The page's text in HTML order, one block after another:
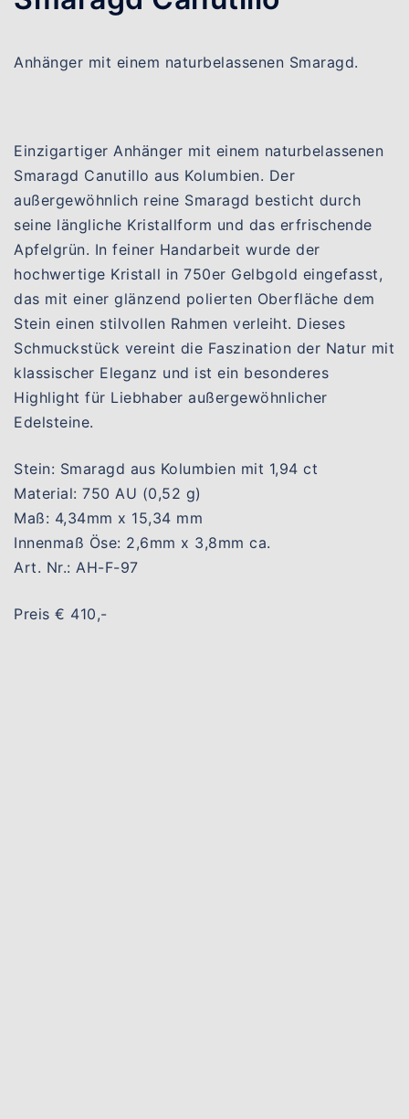
Anhänger mit einem naturbelassenen Smaragd.
Einzigartiger Anhänger mit einem naturbelassenen
Smaragd Canutillo aus Kolumbien. Der
außergewöhnlich reine Smaragd besticht durch
seine längliche Kristallform und das erfrischende
Apfelgrün. In feiner Handarbeit wurde der
hochwertige Kristall in 750er Gelbgold eingefasst,
das mit einer glänzend polierten Oberfläche dem
Stein einen stilvollen Rahmen verleiht. Dieses
Schmuckstück vereint die Faszination der Natur mit
klassischer Eleganz und ist ein besonderes
Highlight für Liebhaber außergewöhnlicher
Edelsteine.
Stein: Smaragd aus Kolumbien mit 1,94 ct
Material: 750 AU (0,52 g)
Maß: 4,34mm x 15,34 mm
Innenmaß Öse: 2,6mm x 3,8mm ca.
Art. Nr.: AH-F-97
Preis € 410,-